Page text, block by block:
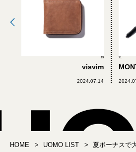
19
visvim
2024.07.14
21
HOME UOMO LIST
夏ボーナスで